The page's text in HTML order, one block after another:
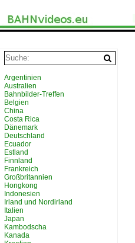
Argentinien
Australien
Bahnbilder-Treffen
Belgien
China
Costa Rica
Dänemark
Deutschland
Ecuador
Estland
Finnland
Frankreich
Großbritannien
Hongkong
Indonesien
Irland und Nordirland
Italien
Japan
Kambodscha
Kanada